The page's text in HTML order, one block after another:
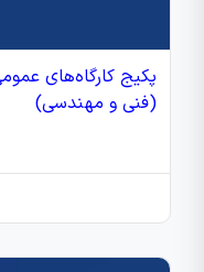
پکیج کارگاه‌های
(فنی و مهندسی)